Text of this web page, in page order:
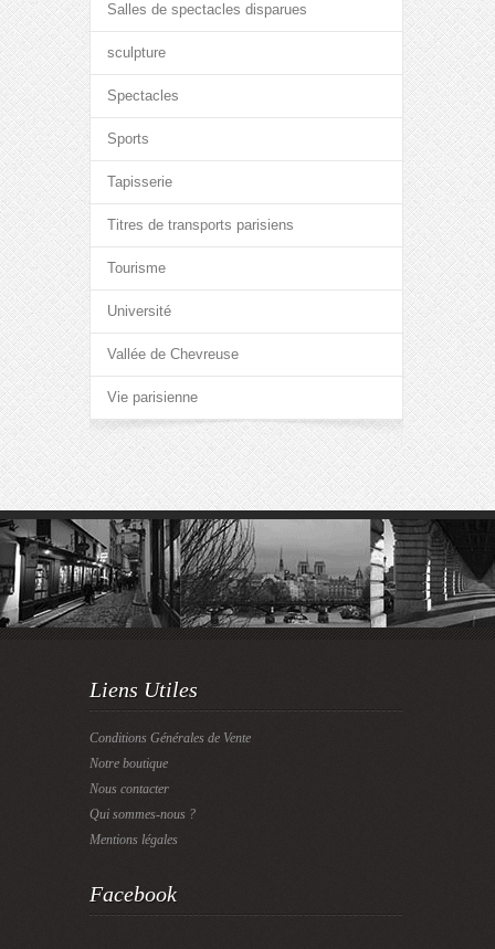
Salles de spectacles disparues
sculpture
Spectacles
Sports
Tapisserie
Titres de transports parisiens
Tourisme
Université
Vallée de Chevreuse
Vie parisienne
Liens Utiles
Conditions Générales de Vente
Notre boutique
Nous contacter
Qui sommes-nous ?
Mentions légales
Facebook